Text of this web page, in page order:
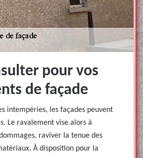
pour vos
de façade
intempéries, les façades peuvent
Le ravalement vise alors à
raviver la tenue des
À disposition pour la